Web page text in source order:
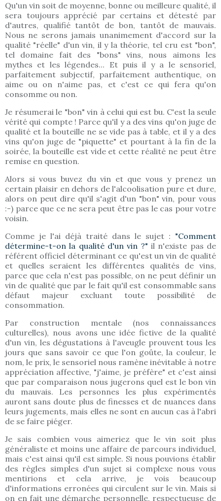
Qu'un vin soit de moyenne, bonne ou meilleure qualité, il
sera toujours apprécié par certains et détesté par
d'autres, qualifié tantôt de bon, tantôt de mauvais.
Nous ne serons jamais unanimement d'accord sur la
qualité "réelle" d'un vin, il y la théorie, tel cru est "bon",
tel domaine fait des "bons" vins, nous aimons les
mythes et les légendes... Et puis il y a le sensoriel,
parfaitement subjectif, parfaitement authentique, on
aime ou on n'aime pas, et c'est ce qui fera qu'on
consomme ou non.
Je résumerai le "bon" vin à celui qui est bu. C'est la seule
vérité qui compte ! Parce qu'il y a des vins qu'on juge de
qualité et la bouteille ne se vide pas à table, et il y a des
vins qu'on juge de "piquette" et pourtant à la fin de la
soirée, la bouteille est vide et cette réalité ne peut être
remise en question.
Alors si vous buvez du vin et que vous y prenez un
certain plaisir en dehors de l'alcoolisation pure et dure,
alors on peut dire qu'il s'agit d'un "bon" vin, pour vous
:-) parce que ce ne sera peut être pas le cas pour votre
voisin.
Comme je l'ai déjà traité dans le sujet : "Comment
détermine-t-on la qualité d'un vin ?" il n'existe pas de
référent officiel déterminant ce qu'est un vin de qualité
et quelles seraient les différentes qualités de vins,
parce que cela n'est pas possible, on ne peut définir un
vin de qualité que par le fait qu'il est consommable sans
défaut majeur excluant toute possibilité de
consommation.
Par construction mentale (nos connaissances
culturelles), nous avons une idée fictive de la qualité
d'un vin, les dégustations à l'aveugle prouvent tous les
jours que sans savoir ce que l'on goûte, la couleur, le
nom, le prix, le sensoriel nous ramène inévitable à notre
appréciation affective, "j'aime, je préfère" et c'est ainsi
que par comparaison nous jugerons quel est le bon vin
du mauvais. Les personnes les plus expérimentés
auront sans doute plus de finesses et de nuances dans
leurs jugements, mais elles ne sont en aucun cas à l'abri
de se faire piéger.
Je sais combien vous aimeriez que le vin soit plus
généraliste et moins une affaire de parcours individuel,
mais c'est ainsi qu'il est simple. Si nous pouvions établir
des règles simples d'un sujet si complexe nous vous
mentirions et cela arrive, je vois beaucoup
d'informations erronées qui circulent sur le vin. Mais si
on en fait une démarche personnelle, respectueuse de